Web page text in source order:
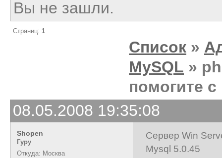
Вы не зашли.
Страниц: 1
Список »
MySQL »
помогите
08.05.2008 19:35:08
Shopen
Гуру
Откуда: Москва
Сервер Win
Mysql 5.0.45